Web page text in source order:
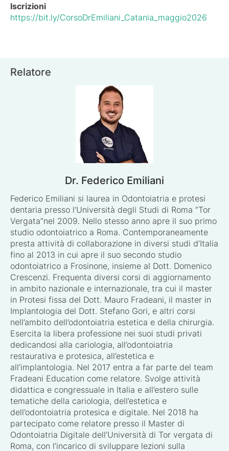
Iscrizioni
https://bit.ly/CorsoDrEmiliani_Catania_maggio2026
Relatore
Dr. Federico Emiliani
Federico Emiliani si laurea in Odontoiatria e protesi
dentaria presso l’Università degli Studi di Roma “Tor
Vergata”nel 2009. Nello stesso anno apre il suo primo
studio odontoiatrico a Roma. Contemporaneamente
presta attività di collaborazione in diversi studi d’Italia
fino al 2013 in cui apre il suo secondo studio
odontoiatrico a Frosinone, insieme al Dott. Domenico
Crescenzi. Frequenta diversi corsi di aggiornamento
in ambito nazionale e internazionale, tra cui il master
in Protesi fissa del Dott. Mauro Fradeani, il master in
Implantologia del Dott. Stefano Gori, e altri corsi
nell’ambito dell’odontoiatria estetica e della chirurgia.
Esercita la libera professione nei suoi studi privati
dedicandosi alla cariologia, all’odontoiatria
restaurativa e protesica, all’estetica e
all’implantologia. Nel 2017 entra a far parte del team
Fradeani Education come relatore. Svolge attività
didattica e congressuale in Italia e all’estero sulle
tematiche della cariologia, dell’estetica e
dell’odontoiatria protesica e digitale. Nel 2018 ha
partecipato come relatore presso il Master di
Odontoiatria Digitale dell’Università di Tor vergata di
Roma, con l’incarico di sviluppare lezioni sulla